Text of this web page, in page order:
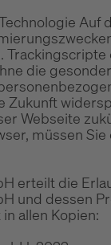
die
Zukunft
Webseite
müssen
erteilt die
und dessen
allen Kopien: